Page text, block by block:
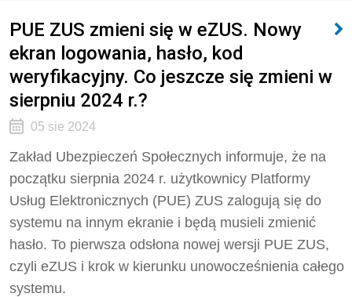
PUE ZUS zmieni się w eZUS. Nowy
ekran logowania, hasło, kod
weryfikacyjny. Co jeszcze się zmieni w
sierpniu 2024 r.?
05 sie 2024
Zakład Ubezpieczeń Społecznych informuje, że na
początku sierpnia 2024 r. użytkownicy Platformy
Usług Elektronicznych (PUE) ZUS zalogują się do
systemu na innym ekranie i będą musieli zmienić
hasło. To pierwsza odsłona nowej wersji PUE ZUS,
czyli eZUS i krok w kierunku unowocześnienia całego
systemu.